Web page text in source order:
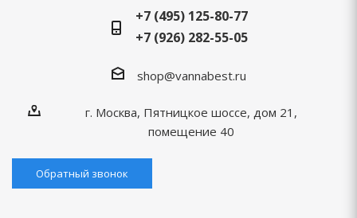
+7 (495) 125-80-77
+7 (926) 282-55-05
shop@vannabest.ru
г. Москва, Пятницкое шоссе, дом 21,
помещение 40
Обратный звонок